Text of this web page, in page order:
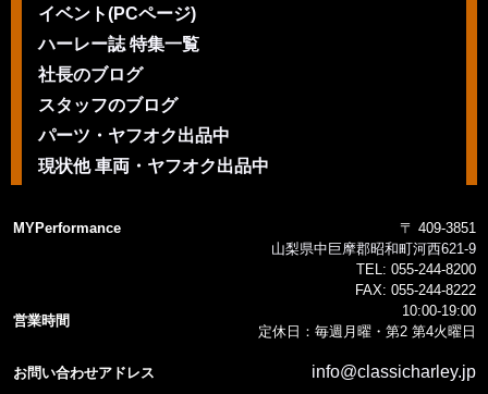
イベント(PCページ)
ハーレー誌 特集一覧
社長のブログ
スタッフのブログ
パーツ・ヤフオク出品中
現状他 車両・ヤフオク出品中
MYPerformance
〒 409-3851
山梨県中巨摩郡昭和町河西621-9
TEL: 055-244-8200
FAX: 055-244-8222
営業時間
10:00-19:00
定休日：毎週月曜・第2 第4火曜日
お問い合わせアドレス info@classicharley.jp